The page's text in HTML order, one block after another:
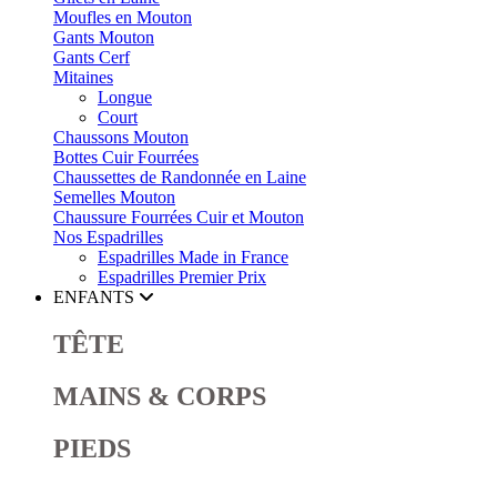
Moufles en Mouton
Gants Mouton
Gants Cerf
Mitaines
Longue
Court
Chaussons Mouton
Bottes Cuir Fourrées
Chaussettes de Randonnée en Laine
Semelles Mouton
Chaussure Fourrées Cuir et Mouton
Nos Espadrilles
Espadrilles Made in France
Espadrilles Premier Prix
ENFANTS
TÊTE
MAINS & CORPS
PIEDS